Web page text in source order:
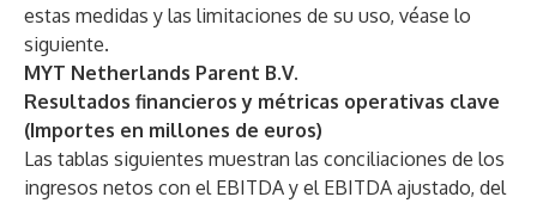
estas medidas y las limitaciones de su uso, véase lo
siguiente.
MYT Netherlands Parent B.V.
Resultados financieros y métricas operativas clave
(Importes en millones de euros)
Las tablas siguientes muestran las conciliaciones de los
ingresos netos con el EBITDA y el EBITDA ajustado, del